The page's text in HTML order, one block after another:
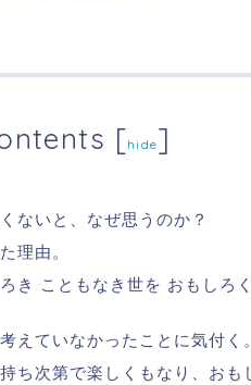
[hide]
ないと、なぜ思うのか？
理由。
き こともなき世を おもしろ
えていなかったことに気付く。
ち次第で楽しくもなり、おも